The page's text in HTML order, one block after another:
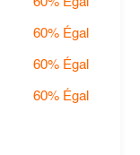
60% Égal
60% Égal
60% Égal